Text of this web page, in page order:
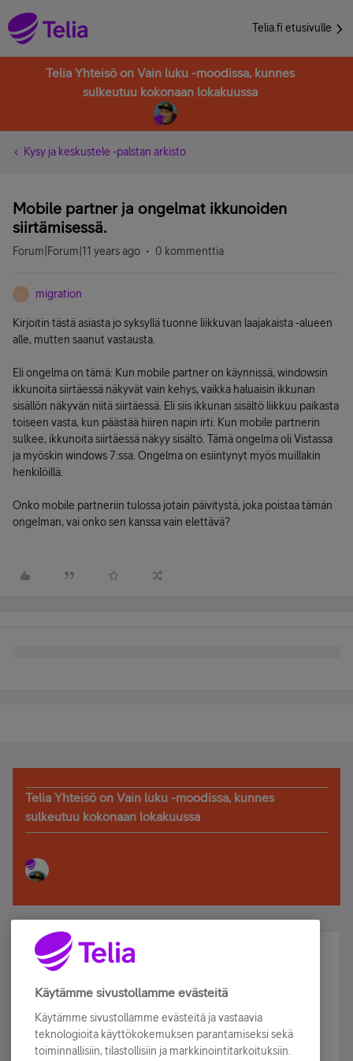
Telia.fi etusivulle
Telia Yhteisö on Vain luku -moodissa, kunnes
sulkeutuu kokonaan lokakuussa
Kysy ja keskustele -palstan arkisto
Mobile partner ja ongelmat ikkunoiden
siirtämisessä.
Forum|Forum|11 years ago 0 kommenttia
M migration
Kirjoitin tästä asiasta jo syksyllä tuonne liikkuvan laajakaista -alueen
alle, mutten saanut vastausta.
Eli ongelma on tämä: Kun mobile partner on käynnissä, windowsin
ikkunoita siirtäessä näkyvät vain kehys, vaikka haluaisin ikkunan
sisällön näkyvän niitä siirtäessä. Eli siis ikkunan sisältö liikkuu paikasta
toiseen vasta, kun päästää hiiren napin irti. Kun mobile partnerin
sulkee, ikkunoita siirtäessä näkyy sisältö. Tämä ongelma oli Vistassa
ja myöskin windows 7:ssa. Ongelma on esiintynyt myös muillakin
henkilöillä.
Onko mobile partneriin tulossa jotain päivitystä, joka poistaa tämän
ongelman, vai onko sen kanssa vain elettävä?
Telia Yhteisö on Vain luku -moodissa, kunnes
sulkeutuu kokonaan lokakuussa
Älä jää paitsi – osallistu ja voita!
Tilaa Telian uutiskirje ja olet mukana arvonnassa.
sähköpostiisi.
Käytämme sivustollamme evästeitä
Käytämme sivustollamme evästeitä ja vastaavia
teknologioita käyttökokemuksen parantamiseksi sekä
toiminnallisiin, tilastollisiin ja markkinointitarkoituksiin.